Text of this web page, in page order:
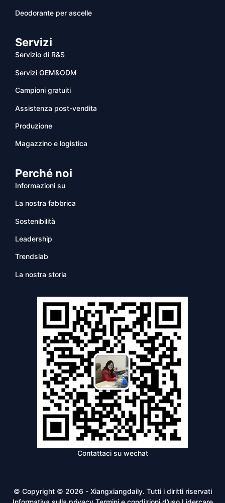
Deodorante per ascelle
Servizi
Servizio di R&S
Servizi OEM&ODM
Campioni gratuiti
Assistenza post-vendita
Produzione
Magazzino e logistica
Perché noi
Informazioni su
La nostra fabbrica
Sostenibilità
Leadership
Trendslab
La nostra storia
Contattaci su wechat
© Copyright © 2026 - Xiangxiangdaily. Tutti i diritti riservati